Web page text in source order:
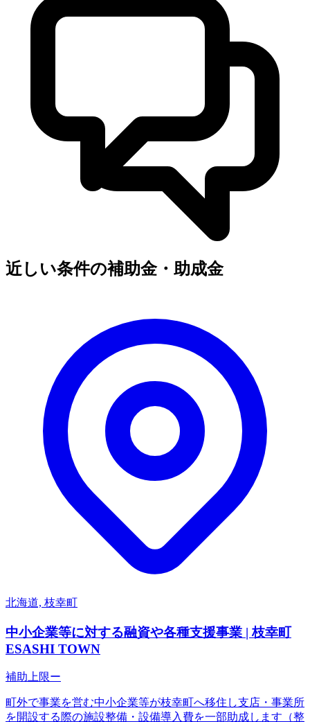
近しい条件の補助金・助成金
北海道, 枝幸町
中小企業等に対する融資や各種支援事業 | 枝幸町
ESASHI TOWN
補助上限ー
町外で事業を営む中小企業等が枝幸町へ移住し支店・事業所
を開設する際の施設整備・設備導入費を一部助成します（整